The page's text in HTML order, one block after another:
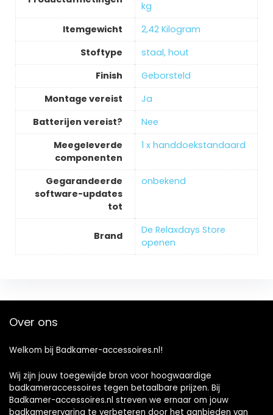
kg
Itemgewicht
‎2,42 Kilogram
Stoftype
‎staal, hout
Finish
‎Geborsteld
Montage vereist
‎Ja
Batterijen vereist?
‎Nee
Meegeleverde
componenten
‎1 x handdoekstandaard
Gegarandeerde
software-updates
tot
‎onbekend
Brand
De Relaxdays Store
openen
Over ons
Welkom bij Badkamer-accessoires.nl!
Wij zijn jouw toegewijde bron voor hoogwaardige
badkameraccessoires tegen betaalbare prijzen. Bij
Badkamer-accessoires.nl streven we ernaar om jouw
badkamerervaring te verbeteren door het aanbieden van